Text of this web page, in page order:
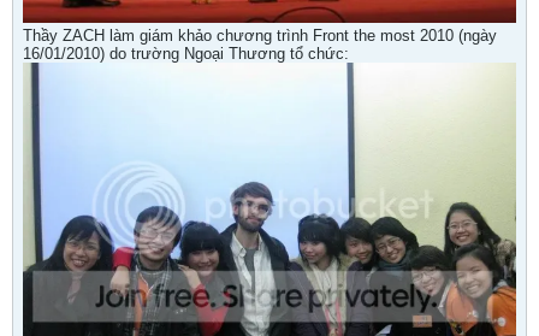
Thầy ZACH làm giám khảo chương trình Front the most 2010 (ngày
16/01/2010) do trường Ngoại Thương tổ chức: